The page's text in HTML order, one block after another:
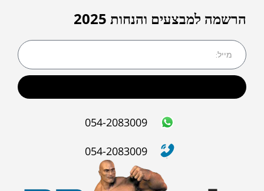
הרשמה למבצעים והנחות 2025
054-2083009
054-2083009